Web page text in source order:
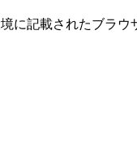
に記載されたブラ